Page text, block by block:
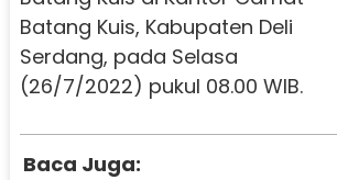
Batang Kuis, Kabupaten Deli
Serdang, pada Selasa
(26/7/2022) pukul 08.00 WIB.
Baca Juga: